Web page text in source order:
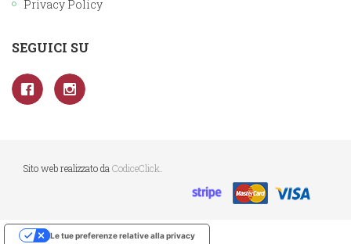
Privacy Policy
SEGUICI SU
Sito web realizzato da CodiceClick
Le tue preferenze relative alla privacy